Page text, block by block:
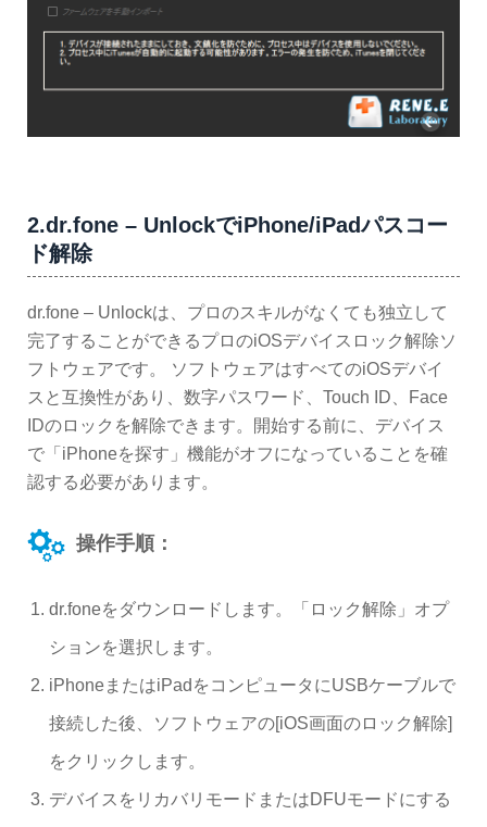
2.dr.fone – UnlockでiPhone/iPadパスコー
ド解除
dr.fone – Unlockは、プロのスキルがなくても独立して
完了することができるプロのiOSデバイスロック解除ソ
フトウェアです。 ソフトウェアはすべてのiOSデバイ
スと互換性があり、数字パスワード、Touch ID、Face
IDのロックを解除できます。開始する前に、デバイス
で「iPhoneを探す」機能がオフになっていることを確
認する必要があります。
操作手順：
dr.foneをダウンロードします。「ロック解除」オプ
ションを選択します。
iPhoneまたはiPadをコンピュータにUSBケーブルで
接続した後、ソフトウェアの[iOS画面のロック解除]
をクリックします。
デバイスをリカバリモードまたはDFUモードにする